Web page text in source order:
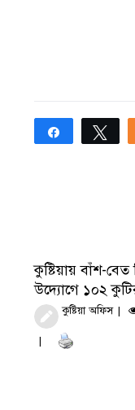
Share
কুষ্টিয়ায় বাঁশ-
উদ্যোগে ১০২
কুষ্টিয়া অফিস